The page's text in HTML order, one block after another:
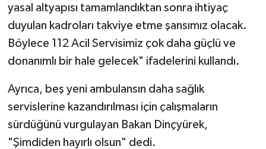
yasal altyapısı tamamlandıktan sonra ihtiyaç
duyulan kadroları takviye etme şansımız olacak.
Böylece 112 Acil Servisimiz çok daha güçlü ve
donanımlı bir hale gelecek" ifadelerini kullandı.
Ayrıca, beş yeni ambulansın daha sağlık
servislerine kazandırılması için çalışmaların
sürdüğünü vurgulayan Bakan Dinçyürek,
"Şimdiden hayırlı olsun" dedi.